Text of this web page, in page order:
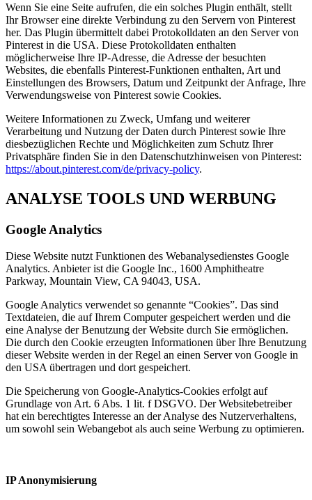
Wenn Sie eine Seite aufrufen, die ein solches Plugin enthält, stellt
Ihr Browser eine direkte Verbindung zu den Servern von Pinterest
her. Das Plugin übermittelt dabei Protokolldaten an den Server von
Pinterest in die USA. Diese Protokolldaten enthalten
möglicherweise Ihre IP-Adresse, die Adresse der besuchten
Websites, die ebenfalls Pinterest-Funktionen enthalten, Art und
Einstellungen des Browsers, Datum und Zeitpunkt der Anfrage, Ihre
Verwendungsweise von Pinterest sowie Cookies.
Weitere Informationen zu Zweck, Umfang und weiterer
Verarbeitung und Nutzung der Daten durch Pinterest sowie Ihre
diesbezüglichen Rechte und Möglichkeiten zum Schutz Ihrer
Privatsphäre finden Sie in den Datenschutzhinweisen von Pinterest:
https://about.pinterest.com/de/privacy-policy.
ANALYSE TOOLS UND WERBUNG
Google Analytics
Diese Website nutzt Funktionen des Webanalysedienstes Google
Analytics. Anbieter ist die Google Inc., 1600 Amphitheatre
Parkway, Mountain View, CA 94043, USA.
Google Analytics verwendet so genannte “Cookies”. Das sind
Textdateien, die auf Ihrem Computer gespeichert werden und die
eine Analyse der Benutzung der Website durch Sie ermöglichen.
Die durch den Cookie erzeugten Informationen über Ihre Benutzung
dieser Website werden in der Regel an einen Server von Google in
den USA übertragen und dort gespeichert.
Die Speicherung von Google-Analytics-Cookies erfolgt auf
Grundlage von Art. 6 Abs. 1 lit. f DSGVO. Der Websitebetreiber
hat ein berechtigtes Interesse an der Analyse des Nutzerverhaltens,
um sowohl sein Webangebot als auch seine Werbung zu optimieren.
IP Anonymisierung